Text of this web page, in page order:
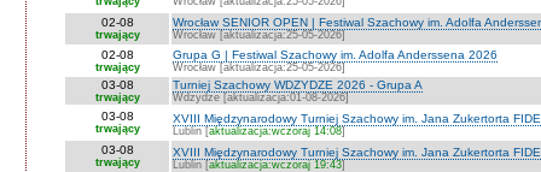
02-08
trwający
Wrocław SENIOR OPEN | Festiwal Szachowy im. Adolfa
Wrocław [aktualizacja:25-05-2026]
02-08
trwający
Grupa G | Festiwal Szachowy im. Adolfa Anderssena 2026
Wrocław [aktualizacja:25-05-2026]
03-08
trwający
Turniej Szachowy WDZYDZE 2026 - Grupa A
Wdzydze [aktualizacja:01-08-2026]
03-08
trwający
XVIII Międzynarodowy Turniej Szachowy im. Jana Zukertorta
Lublin [aktualizacja:wczoraj 14:08]
03-08
trwający
XVIII Międzynarodowy Turniej Szachowy im. Jana Zukertorta
Lublin [aktualizacja:wczoraj 19:43]